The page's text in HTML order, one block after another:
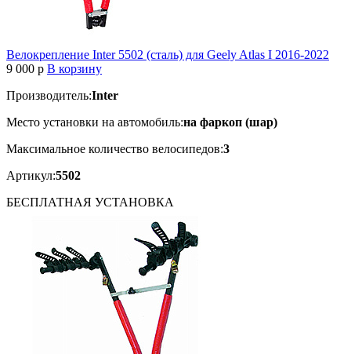
Велокрепление Inter 5502 (сталь) для Geely Atlas I 2016-2022
9 000 p В корзину
Производитель:Inter
Место установки на автомобиль:на фаркоп (шар)
Максимальное количество велосипедов:3
Артикул:5502
БЕСПЛАТНАЯ УСТАНОВКА